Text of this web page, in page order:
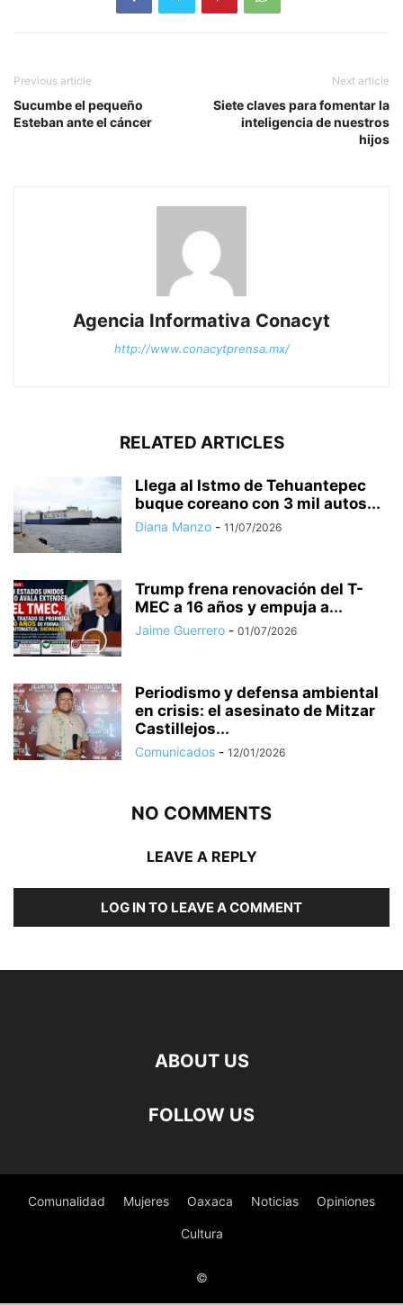
Previous article
Sucumbe el pequeño
Esteban ante el cáncer
Next article
Siete claves para fomentar la
inteligencia de nuestros
hijos
Agencia Informativa Conacyt
http://www.conacytprensa.mx/
RELATED ARTICLES
Llega al Istmo de Tehuantepec
buque coreano con 3 mil autos...
Diana Manzo - 11/07/2026
Trump frena renovación del T-
MEC a 16 años y empuja a...
Jaime Guerrero - 01/07/2026
Periodismo y defensa ambiental
en crisis: el asesinato de Mitzar
Castillejos...
Comunicados - 12/01/2026
NO COMMENTS
LEAVE A REPLY
LOG IN TO LEAVE A COMMENT
ABOUT US
FOLLOW US
Comunalidad Mujeres Oaxaca Noticias Opiniones
Cultura
©